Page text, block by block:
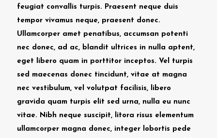
feugiat convallis turpis. Praesent neque duis
tempor vivamus neque, praesent donec.
Ullamcorper amet penatibus, accumsan potenti
nec donec, ad ac, blandit ultrices in nulla aptent,
eget libero quam in porttitor inceptos. Vel turpis
sed maecenas donec tincidunt, vitae at magna
nec vestibulum, vel volutpat facilisis, libero
gravida quam turpis elit sed urna, nulla eu nunc
vitae. Nibh neque suscipit, litora risus elementum
ullamcorper magna donec, integer lobortis pede